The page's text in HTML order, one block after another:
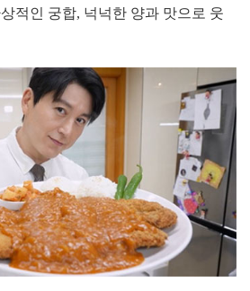
적인 궁합, 넉넉한 양과 맛으로 웃